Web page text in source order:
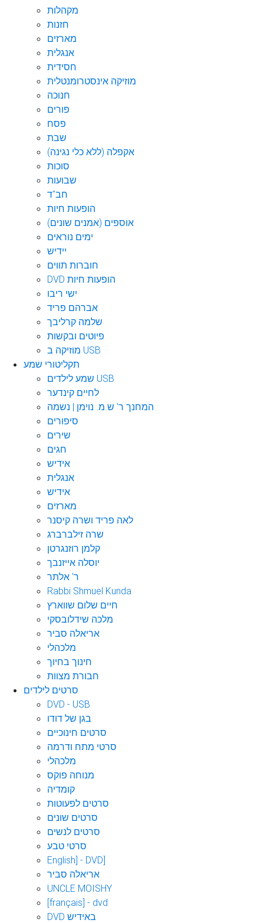
מקהלות
חזנות
מארזים
אנגלית
חסידית
מוזיקה אינסטרומנטלית
חנוכה
פורים
פסח
שבת
אקפלה (ללא כלי נגינה)
סוכות
שבועות
חב"ד
הופעות חיות
אוספים (אמנים שונים)
ימים נוראים
יידיש
חוברות תווים
DVD הופעות חיות
ישי ריבו
אברהם פריד
שלמה קרליבך
פיוטים ובקשות
מוזיקה ב USB
תקליטורי שמע
שמע לילדים USB
לחיים קינדער
המחנך ר' ש.מ. נוימן | נשמה
סיפורים
שירים
חגים
אידיש
אנגלית
אידיש
מארזים
לאה פריד ושרה קיסנר
שרה זילברברג
קלמן רוזנגרטן
יוסלה אייזנבך
ר' אלתר
Rabbi Shmuel Kunda
חיים שלום שווארץ
מלכה שידלובסקי
אריאלה סביר
מלכהלי
חינוך בחיוך
חבורת מצוות
סרטים לילדים
DVD - USB
בגן של דודו
סרטים חינוכיים
סרטי מתח ודרמה
מלכהלי
מנוחה פוקס
קומדיה
סרטים לפעוטות
סרטים שונים
סרטים לנשים
סרטי טבע
English] - DVD]
אריאלה סביר
UNCLE MOISHY
[français] - dvd
DVD באידיש